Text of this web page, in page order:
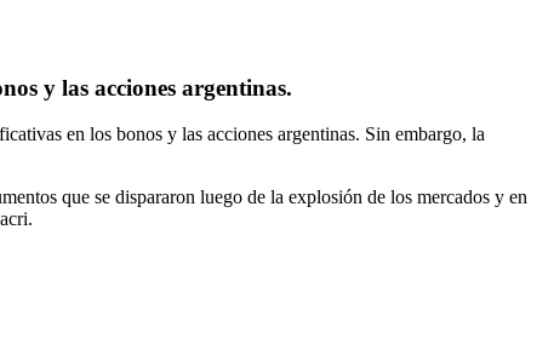
y las acciones argentinas.
en los bonos y las acciones argentinas. Sin embargo, la
que se dispararon luego de la explosión de los mercados y en